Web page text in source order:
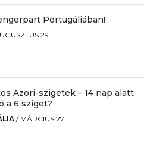
Portugáliában!
29.
Azori-szigetek – 14 nap alatt
a 6 sziget?
/ MÁRCIUS 27.